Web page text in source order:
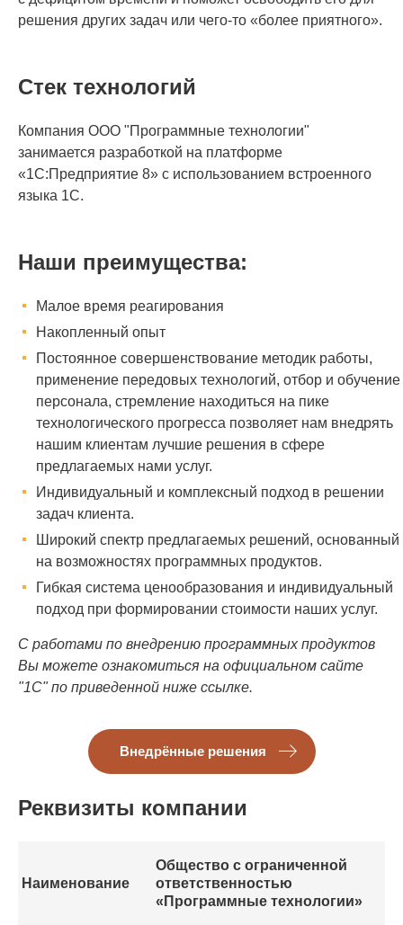
решения других задач или чего-то «более приятного».
Стек технологий
Компания ООО "Программные технологии"
занимается разработкой на платформе
«1С:Предприятие 8» с использованием встроенного
языка 1С.
Наши преимущества:
Малое время реагирования
Накопленный опыт
Постоянное совершенствование методик работы,
применение передовых технологий, отбор и обучение
персонала, стремление находиться на пике
технологического прогресса позволяет нам внедрять
нашим клиентам лучшие решения в сфере
предлагаемых нами услуг.
Индивидуальный и комплексный подход в решении
задач клиента.
Широкий спектр предлагаемых решений, основанный
на возможностях программных продуктов.
Гибкая система ценообразования и индивидуальный
подход при формировании стоимости наших услуг.
С работами по внедрению программных продуктов
Вы можете ознакомиться на официальном сайте
"1С" по приведенной ниже ссылке.
Внедрённые решения
Реквизиты компании
Наименование
Общество с ограниченной
ответственностью
«Программные технологии»